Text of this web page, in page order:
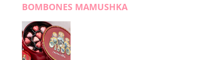
BOMBONES MAMUSHKA